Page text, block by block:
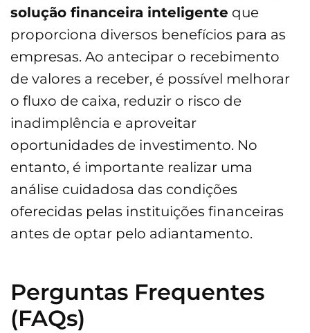
solução financeira inteligente que
proporciona diversos benefícios para as
empresas. Ao antecipar o recebimento
de valores a receber, é possível melhorar
o fluxo de caixa, reduzir o risco de
inadimplência e aproveitar
oportunidades de investimento. No
entanto, é importante realizar uma
análise cuidadosa das condições
oferecidas pelas instituições financeiras
antes de optar pelo adiantamento.
Perguntas Frequentes
(FAQs)